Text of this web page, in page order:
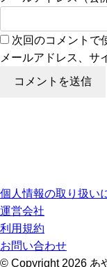
次回のコメントで
メールアドレス、サ
個人情報の取り扱い
運営会社
利用規約
お問い合わせ
© Copyright 2026 あ